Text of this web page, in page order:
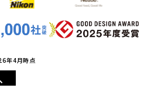
年4月時点